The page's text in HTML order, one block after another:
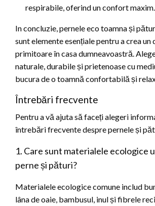
respirabile, oferind un confort maxim.
In concluzie, pernele eco toamna și
sunt elemente esențiale pentru a crea un
primitoare în casa dumneavoastră.
naturale, durabile și prietenoase cu
bucura de o toamnă confortabilă și
Întrebări frecvente
Pentru a vă ajuta să faceți alegeri
întrebări frecvente despre pernele și
1. Care sunt materialele ecologice
perne și pături?
Materialele ecologice comune includ
lâna de oaie, bambusul, inul și fibrele